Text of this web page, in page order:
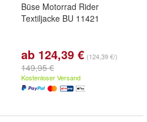
Büse Motorrad Rider
Textiljacke BU 11421
ab 124,39 € (124,39 €/)
149,95 €
Kostenloser Versand